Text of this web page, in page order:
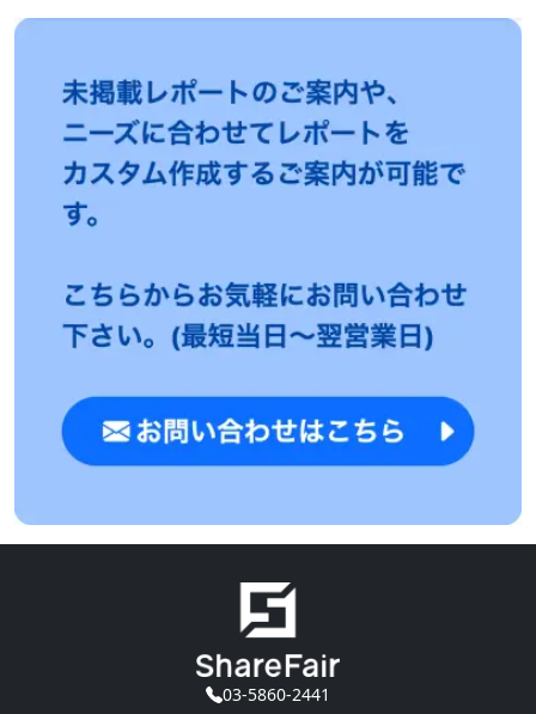
03-5860-2441